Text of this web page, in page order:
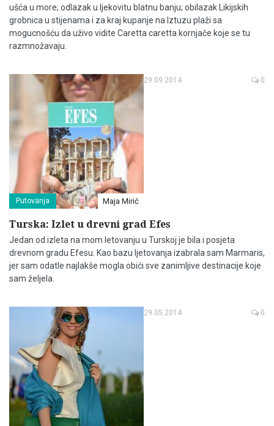
ušća u more; odlazak u ljekovitu blatnu banju; obilazak Likijskih
grobnica u stijenama i za kraj kupanje na Iztuzu plaži sa
mogucnošću da uživo vidite Caretta caretta kornjače koje se tu
razmnožavaju.
Putovanja Maja Mirić
29.09.2014 0
Turska: Izlet u drevni grad Efes
Jedan od izleta na mom letovanju u Turskoj je bila i posjeta
drevnom gradu Efesu. Kao bazu ljetovanja izabrala sam Marmaris,
jer sam odatle najlakše mogla obići sve zanimljive destinacije koje
sam željela.
29.05.2014 0